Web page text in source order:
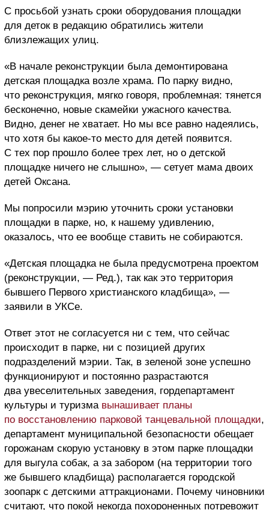
С просьбой узнать сроки оборудования площадки
для деток в редакцию обратились жители
близлежащих улиц.
«В начале реконструкции была демонтирована
детская площадка возле храма. По парку видно,
что реконструкция, мягко говоря, проблемная: тянется
бесконечно, новые скамейки ужасного качества.
Видно, денег не хватает. Но мы все равно надеялись,
что хотя бы какое-то место для детей появится.
С тех пор прошло более трех лет, но о детской
площадке ничего не слышно», — сетует мама двоих
детей Оксана.
Мы попросили мэрию уточнить сроки установки
площадки в парке, но, к нашему удивлению,
оказалось, что ее вообще ставить не собираются.
«Детская площадка не была предусмотрена проектом
(реконструкции, — Ред.), так как это территория
бывшего Первого христианского кладбища», —
заявили в УКСе.
Ответ этот не согласуется ни с тем, что сейчас
происходит в парке, ни с позицией других
подразделений мэрии. Так, в зеленой зоне успешно
функционируют и постоянно разрастаются
два увеселительных заведения, гордепартамент
культуры и туризма вынашивает планы
по восстановлению парковой танцевальной площадки,
департамент муниципальной безопасности обещает
горожанам скорую установку в этом парке площадки
для выгула собак, а за забором (на территории того
же бывшего кладбища) располагается городской
зоопарк с детскими аттракционами. Почему чиновники
считают, что покой некогда похороненных потревожит